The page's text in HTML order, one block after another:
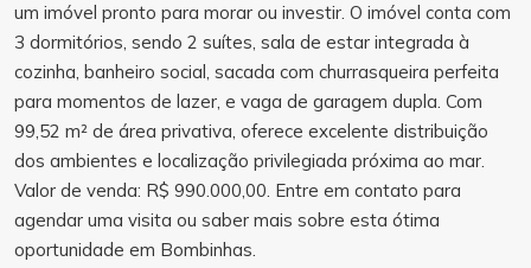
um imóvel pronto para morar ou investir. O imóvel conta com
3 dormitórios, sendo 2 suítes, sala de estar integrada à
cozinha, banheiro social, sacada com churrasqueira perfeita
para momentos de lazer, e vaga de garagem dupla. Com
99,52 m² de área privativa, oferece excelente distribuição
dos ambientes e localização privilegiada próxima ao mar.
Valor de venda: R$ 990.000,00. Entre em contato para
agendar uma visita ou saber mais sobre esta ótima
oportunidade em Bombinhas.